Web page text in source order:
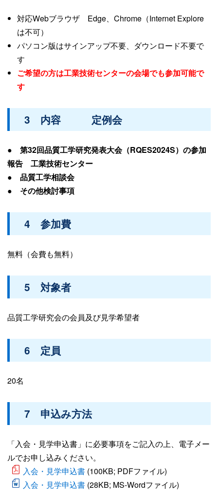
対応Webブラウザ Edge、Chrome（Internet Explore
は不可）
パソコン版はサインアップ不要、ダウンロード不要で
す
ご希望の方は工業技術センターの会場でも参加可能で
す
3 内容 定例会
● 第32回品質工学研究発表大会（RQES2024S）の参加
報告 工業技術センター
● 品質工学相談会
● その他検討事項
4 参加費
無料（会費も無料）
5 対象者
品質工学研究会の会員及び見学希望者
6 定員
20名
7 申込み方法
「入会・見学申込書」に必要事項をご記入の上、電子メー
ルでお申し込みください。
入会・見学申込書 (100KB; PDFファイル)
入会・見学申込書 (28KB; MS-Wordファイル)